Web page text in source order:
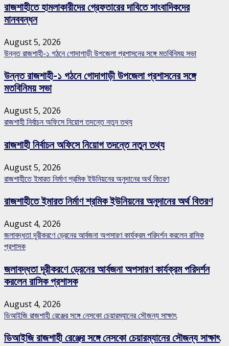
রাজশাহীতে হামলাকারীদের গ্রেফতারের দাবিতে সাংবাদিকদের
মানববন্ধন
August 5, 2026
উন্নত রাজশাহী-১ গঠনে গোদাগাড়ী উপজেলা প্রশাসনের সঙ্গে মতবিনিময় সভা
উন্নত রাজশাহী-১ গঠনে গোদাগাড়ী উপজেলা প্রশাসনের সঙ্গে
মতবিনিময় সভা
August 5, 2026
রাজশাহী নির্বাচন অফিসে নিয়োগ তদন্তে নতুন তথ্য
রাজশাহী নির্বাচন অফিসে নিয়োগ তদন্তে নতুন তথ্য
August 5, 2026
রাজশাহীতে ইমারত নির্মাণ শ্রমিক ইউনিয়নের অনুদানের অর্থ বিতরণ
রাজশাহীতে ইমারত নির্মাণ শ্রমিক ইউনিয়নের অনুদানের অর্থ বিতরণ
August 4, 2026
জলাবদ্ধতা দূরীকরণে ড্রেনের আর্বজনা অপসারণ কার্যক্রম পরিদর্শন করলেন রাসিক
প্রশাসক
জলাবদ্ধতা দূরীকরণে ড্রেনের আর্বজনা অপসারণ কার্যক্রম পরিদর্শন
করলেন রাসিক প্রশাসক
August 4, 2026
ডিআইজি রাজশাহী রেঞ্জের সঙ্গে নেসকো চেয়ারম্যানের সৌজন্য সাক্ষাৎ
ডিআইজি রাজশাহী রেঞ্জের সঙ্গে নেসকো চেয়ারম্যানের সৌজন্য সাক্ষাৎ